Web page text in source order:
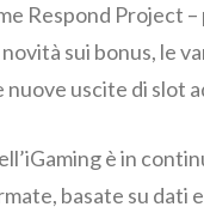
Respond Project –
sui bonus, le
nuove uscite di slot
è in
basate su dati